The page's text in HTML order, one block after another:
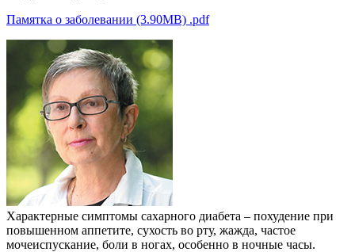
Памятка о заболевании (3.90MB) .pdf
Характерные симптомы сахарного диабета – похудение при
повышенном аппетите, сухость во рту, жажда, частое
мочеиспускание, боли в ногах, особенно в ночные часы.